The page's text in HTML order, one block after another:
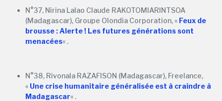
N°37, Nirina Lalao Claude RAKOTOMIARINTSOA
(Madagascar), Groupe Olondia Corporation, « Feux de
brousse : Alerte ! Les futures générations sont
menacées« .
N°38, Rivonala RAZAFISON (Madagascar), Freelance,
« Une crise humanitaire généralisée est à craindre à
Madagascar« .